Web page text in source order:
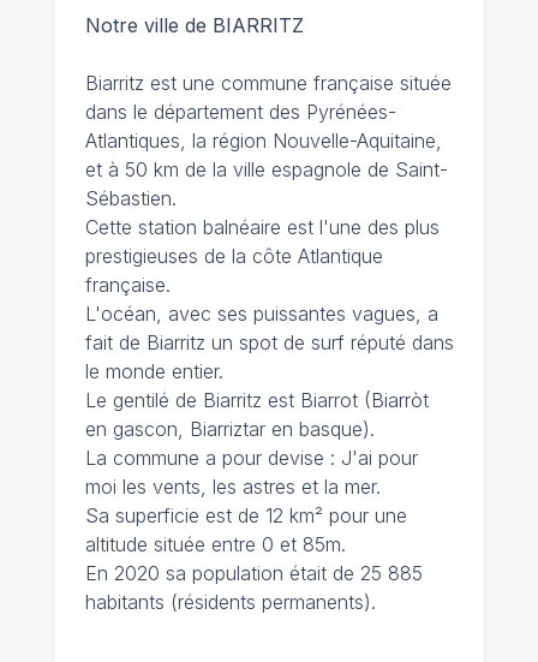
Notre ville de BIARRITZ
Biarritz est une commune française située
dans le département des Pyrénées-
Atlantiques, la région Nouvelle-Aquitaine,
et à 50 km de la ville espagnole de Saint-
Sébastien.
Cette station balnéaire est l'une des plus
prestigieuses de la côte Atlantique
française.
L'océan, avec ses puissantes vagues, a
fait de Biarritz un spot de surf réputé dans
le monde entier.
Le gentilé de Biarritz est Biarrot (Biarròt
en gascon, Biarriztar en basque).
La commune a pour devise : J'ai pour
moi les vents, les astres et la mer.
Sa superficie est de 12 km² pour une
altitude située entre 0 et 85m.
En 2020 sa population était de 25 885
habitants (résidents permanents).